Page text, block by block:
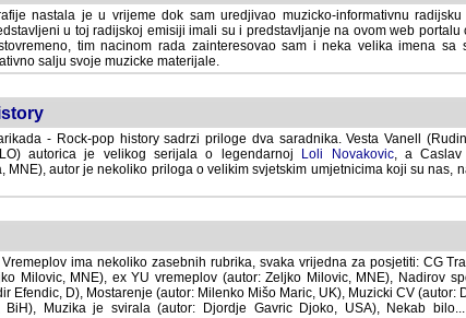
nastala je u vrijeme dok sam uredjivao muzicko-informativnu radijsku
u toj radijskoj emisiji imali su i predstavljanje na ovom web portalu
tim nacinom rada zainteresovao sam i neka velika imena sa
salju svoje muzicke materijale.
- Rock-pop history sadrzi priloge dva saradnika. Vesta Vanell
autorica je velikog serijala o legendarnoj
Loli Novakovic, a Caslav
MNE), autor je nekoliko priloga o velikim svjetskim umjetnicima koji su nas,
Vremeplov ima nekoliko zasebnih rubrika, svaka vrijedna za posjetiti: CG
Milovic, MNE), ex YU vremeplov (autor: Zeljko Milovic, MNE), Nadirov
Efendic, D), Mostarenje (autor: Milenko Mišo Maric, UK), Muzicki CV (autor:
BiH), Muzika je svirala (autor: Djordje Gavric Djoko, USA), Nekab